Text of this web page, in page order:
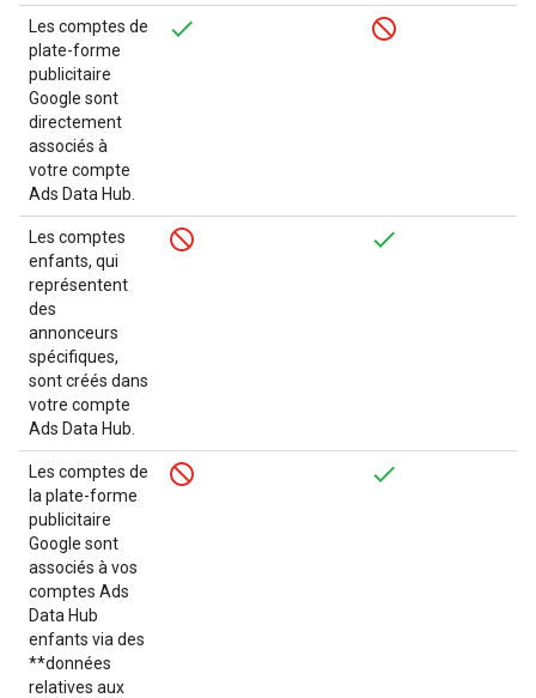
Les comptes de
plate-forme
publicitaire
Google sont
directement
associés à
votre compte
Ads Data Hub.
Les comptes
enfants, qui
représentent
des
annonceurs
spécifiques,
sont créés dans
votre compte
Ads Data Hub.
Les comptes de
la plate-forme
publicitaire
Google sont
associés à vos
comptes Ads
Data Hub
enfants via des
**données
relatives aux